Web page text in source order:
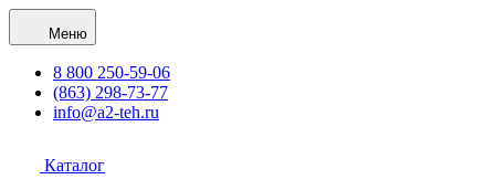
Меню
8 800 250-59-06
(863) 298-73-77
info@a2-teh.ru
Каталог